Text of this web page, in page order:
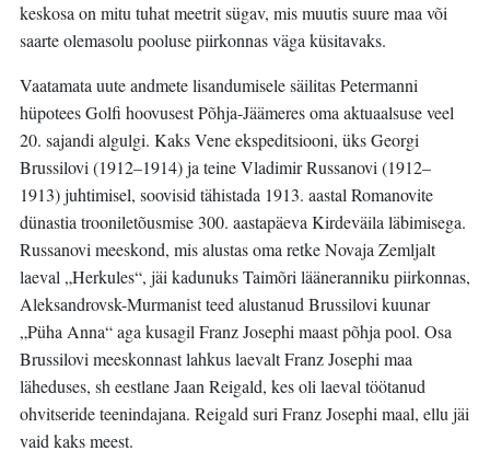
keskosa on mitu tuhat meetrit sügav, mis muutis suure maa või
saarte olemasolu pooluse piirkonnas väga küsitavaks.
Vaatamata uute andmete lisandumisele säilitas Petermanni
hüpotees Golfi hoovusest Põhja-Jäämeres oma aktuaalsuse veel
20. sajandi algulgi. Kaks Vene ekspeditsiooni, üks Georgi
Brussilovi (1912–1914) ja teine Vladimir Russanovi (1912–
1913) juhtimisel, soovisid tähistada 1913. aastal Romanovite
dünastia trooniletõusmise 300. aastapäeva Kirdeväila läbimisega.
Russanovi meeskond, mis alustas oma retke Novaja Zemljalt
laeval „Herkules“, jäi kadunuks Taimõri lääneranniku piirkonnas,
Aleksandrovsk-Murmanist teed alustanud Brussilovi kuunar
„Püha Anna“ aga kusagil Franz Josephi maast põhja pool. Osa
Brussilovi meeskonnast lahkus laevalt Franz Josephi maa
läheduses, sh eestlane Jaan Reigald, kes oli laeval töötanud
ohvitseride teenindajana. Reigald suri Franz Josephi maal, ellu jäi
vaid kaks meest.